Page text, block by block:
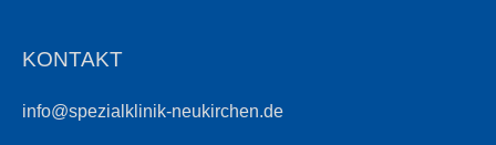
KONTAKT
info@spezialklinik-neukirchen.de